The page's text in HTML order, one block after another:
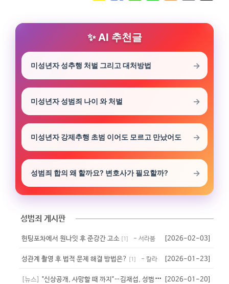
AI 추천글
미성년자 성추행 처벌 그리고 대처방법
미성년자 성범죄 나이 와 처벌
미성년자 강제추행 초범 이어도 모르고 만났어도
성범죄 합의 왜 할까요? 변호사가 필요할까?
성범죄 게시판
헌팅포차에서 원나잇 후 준강간 고소 [1 ] - 서라붐 [2026-02-03]
성관계 촬영 후 법적 문제 해결 방법은? [1 ] - 칼라 [2026-01-23]
[뉴스] "신상공개, 사망할 때 까지"…김재섭, 성범죄자 신상공개 강화 법안냈다 [2026-01-20]